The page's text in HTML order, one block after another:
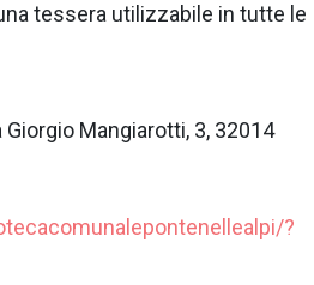
tessera utilizzabile in tutte le
Mangiarotti, 3, 32014
?